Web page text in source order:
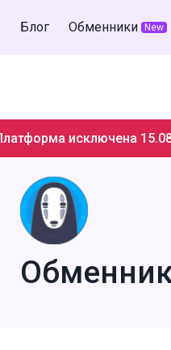
Блог Обменники New
исключена